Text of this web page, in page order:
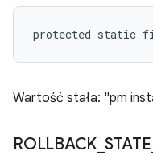
protected static final
Wartość stała: "pm
ROLLBACK STATE